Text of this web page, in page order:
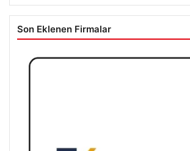
Son Eklenen Firmalar